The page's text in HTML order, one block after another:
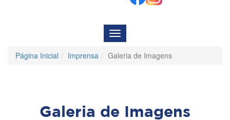
Menu
de
Navegação
Página Inicial Imprensa Galeria de Imagens
Galeria de Imagens